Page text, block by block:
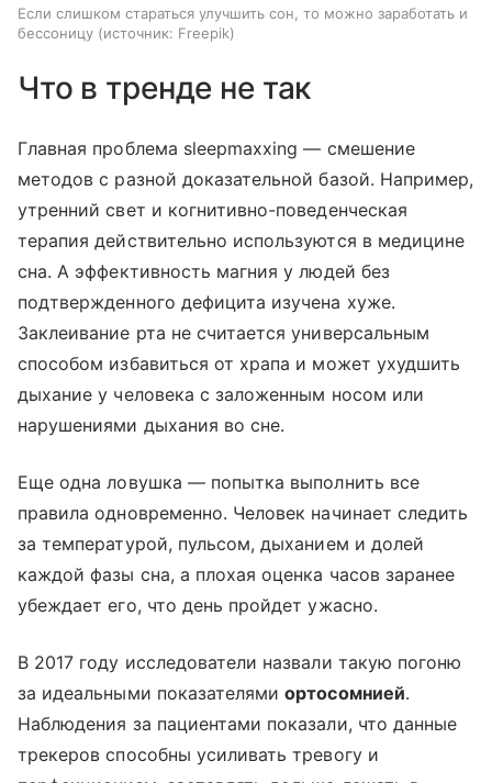
Если слишком стараться улучшить сон, то можно заработать и
бессоницу
источник: Freepik
Что в тренде не так
Главная проблема sleepmaxxing — смешение
методов с разной доказательной базой. Например,
утренний свет и когнитивно-поведенческая
терапия действительно используются в медицине
сна. А эффективность магния у людей без
подтвержденного дефицита изучена хуже.
Заклеивание рта не считается универсальным
способом избавиться от храпа и может ухудшить
дыхание у человека с заложенным носом или
нарушениями дыхания во сне.
Еще одна ловушка — попытка выполнить все
правила одновременно. Человек начинает следить
за температурой, пульсом, дыханием и долей
каждой фазы сна, а плохая оценка часов заранее
убеждает его, что день пройдет ужасно.
В 2017 году исследователи назвали такую погоню
за идеальными показателямиортосомнией.
Наблюдения за пациентами показали, что данные
трекеров способны усиливать тревогу и